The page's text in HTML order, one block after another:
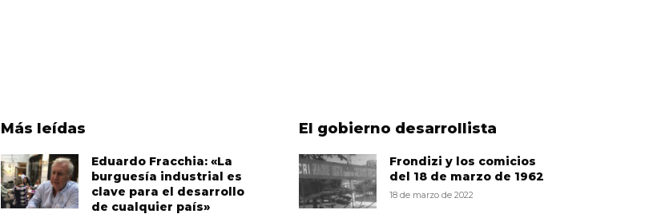
Más leídas
Eduardo Fracchia: «La
burguesía industrial es
clave para el desarrollo
de cualquier país»
El gobierno desarrollista
Frondizi y los comicios
del 18 de marzo de 1962
18 de marzo de 2022